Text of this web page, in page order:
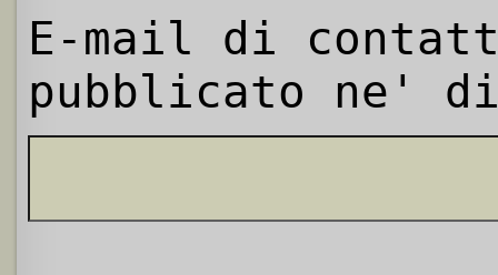
E-mail di
pubblicato ne'